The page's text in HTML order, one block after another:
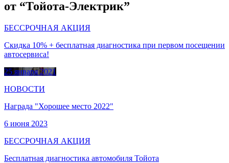
от “Тойота-Электрик”
БЕССРОЧНАЯ АКЦИЯ
Скидка 10% + бесплатная диагностика при первом посещении
автосервиса!
25 января 2021
НОВОСТИ
Награда "Хорошее место 2022"
6 июня 2023
БЕССРОЧНАЯ АКЦИЯ
Бесплатная диагностика автомобиля Тойота